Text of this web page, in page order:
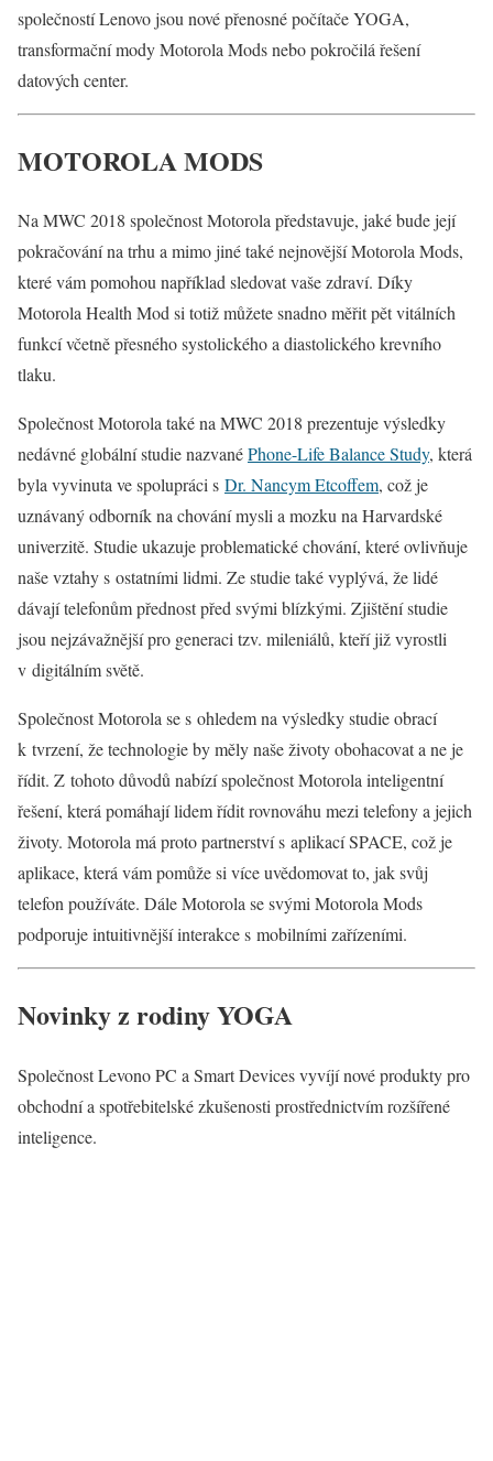
společností Lenovo jsou nové přenosné počítače YOGA,
transformační mody Motorola Mods nebo pokročilá řešení
datových center.
MOTOROLA MODS
Na MWC 2018 společnost Motorola představuje, jaké bude její
pokračování na trhu a mimo jiné také nejnovější Motorola Mods,
které vám pomohou například sledovat vaše zdraví. Díky
Motorola Health Mod si totiž můžete snadno měřit pět vitálních
funkcí včetně přesného systolického a diastolického krevního
tlaku.
Společnost Motorola také na MWC 2018 prezentuje výsledky
nedávné globální studie nazvanéPhone-Life Balance Study, která
byla vyvinuta ve spolupráci s Dr. Nancym Etcoffem, což je
uznávaný odborník na chování mysli a mozku na Harvardské
univerzitě. Studie ukazuje problematické chování, které ovlivňuje
naše vztahy s ostatními lidmi. Ze studie také vyplývá, že lidé
dávají telefonům přednost před svými blízkými. Zjištění studie
jsou nejzávažnější pro generaci tzv. mileniálů, kteří již vyrostli
v digitálním světě.
Společnost Motorola se s ohledem na výsledky studie obrací
k tvrzení, že technologie by měly naše životy obohacovat a ne je
řídit. Z tohoto důvodů nabízí společnost Motorola inteligentní
řešení, která pomáhají lidem řídit rovnováhu mezi telefony a jejich
životy. Motorola má proto partnerství s aplikací SPACE, což je
aplikace, která vám pomůže si více uvědomovat to, jak svůj
telefon používáte. Dále Motorola se svými Motorola Mods
podporuje intuitivnější interakce s mobilními zařízeními.
Novinky z rodiny YOGA
Společnost Levono PC a Smart Devices vyvíjí nové produkty pro
obchodní a spotřebitelské zkušenosti prostřednictvím rozšířené
inteligence.